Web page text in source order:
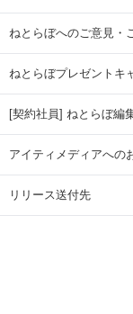
ねとらぼへのご意見・
ねとらぼプレゼントキ
[契約社員] ねとらぼ編
アイティメディアへの
リリース送付先